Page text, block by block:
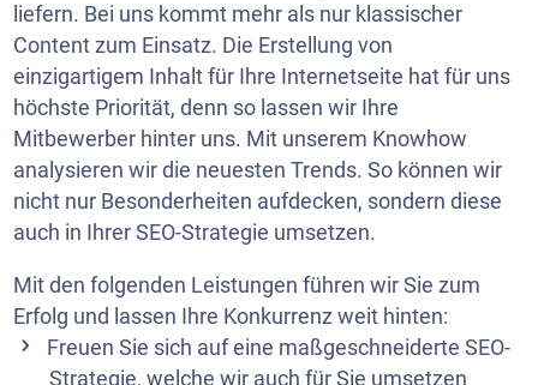
liefern. Bei uns kommt mehr als nur klassischer
Content zum Einsatz. Die Erstellung von
einzigartigem Inhalt für Ihre Internetseite hat für uns
höchste Priorität, denn so lassen wir Ihre
Mitbewerber hinter uns. Mit unserem Knowhow
analysieren wir die neuesten Trends. So können wir
nicht nur Besonderheiten aufdecken, sondern diese
auch in Ihrer SEO-Strategie umsetzen.
Mit den folgenden Leistungen führen wir Sie zum
Erfolg und lassen Ihre Konkurrenz weit hinten:
Freuen Sie sich auf eine maßgeschneiderte SEO-
Strategie, welche wir auch für Sie umsetzen